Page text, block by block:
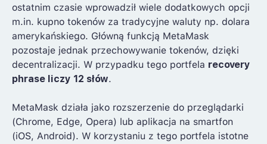
ostatnim czasie wprowadził wiele dodatkowych opcji
m.in. kupno tokenów za tradycyjne waluty np. dolara
amerykańskiego. Główną funkcją MetaMask
pozostaje jednak przechowywanie tokenów, dzięki
decentralizacji. W przypadku tego portfela recovery
phrase liczy 12 słów.
MetaMask działa jako rozszerzenie do przeglądarki
(Chrome, Edge, Opera) lub aplikacja na smartfon
(iOS, Android). W korzystaniu z tego portfela istotne